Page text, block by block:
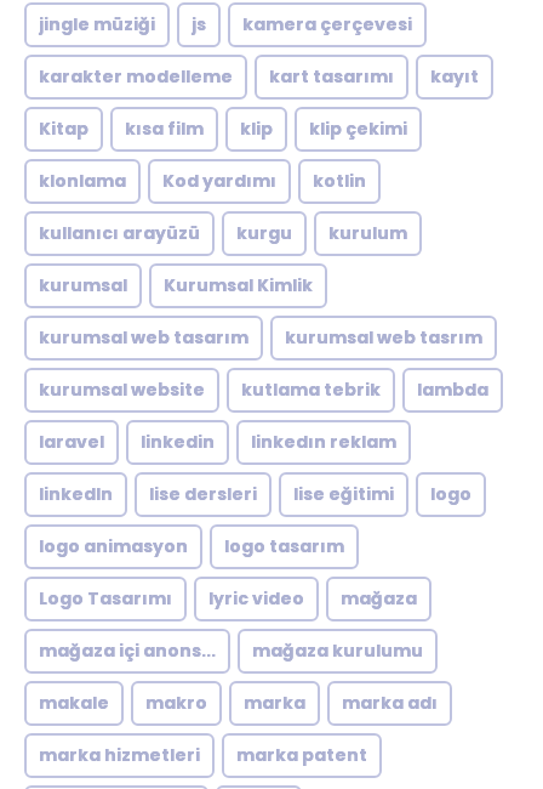
jingle müziği js kamera çerçevesi
karakter modelleme kart tasarımı kayıt
Kitap kısa film klip klip çekimi
klonlama Kod yardımı kotlin
kullanıcı arayüzü kurgu kurulum
kurumsal Kurumsal Kimlik
kurumsal web tasarım kurumsal web tasrım
kurumsal website kutlama tebrik lambda
laravel linkedin linkedın reklam
linkedln lise dersleri lise eğitimi logo
logo animasyon logo tasarım
Logo Tasarımı lyric video mağaza
mağaza içi anons... mağaza kurulumu
makale makro marka marka adı
marka hizmetleri marka patent